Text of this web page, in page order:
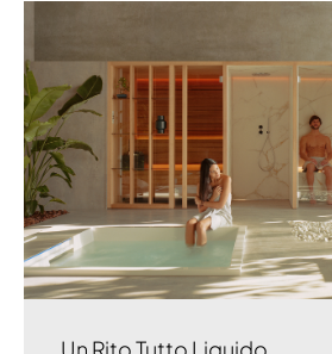
Un Rito Tutto Liquido